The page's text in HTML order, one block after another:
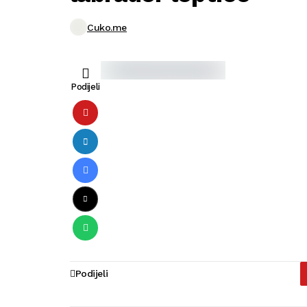
Cuko.me
Podijeli
Podijeli